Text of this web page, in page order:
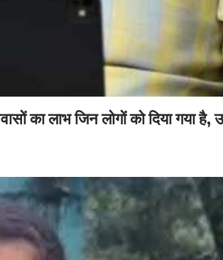
का लाभ जिन लोगों को दिया गया है,